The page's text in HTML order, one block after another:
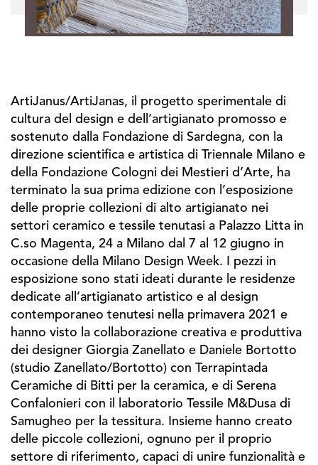
ArtiJanus/ArtiJanas, il progetto sperimentale di
cultura del design e dell’artigianato promosso e
sostenuto dalla Fondazione di Sardegna, con la
direzione scientifica e artistica di Triennale Milano e
della Fondazione Cologni dei Mestieri d’Arte, ha
terminato la sua prima edizione con l’esposizione
delle proprie collezioni di alto artigianato nei
settori ceramico e tessile tenutasi a Palazzo Litta in
C.so Magenta, 24 a Milano dal 7 al 12 giugno in
occasione della Milano Design Week. I pezzi in
esposizione sono stati ideati durante le residenze
dedicate all’artigianato artistico e al design
contemporaneo tenutesi nella primavera 2021 e
hanno visto la collaborazione creativa e produttiva
dei designer Giorgia Zanellato e Daniele Bortotto
(studio Zanellato/Bortotto) con Terrapintada
Ceramiche di Bitti per la ceramica, e di Serena
Confalonieri con il laboratorio Tessile M&Dusa di
Samugheo per la tessitura. Insieme hanno creato
delle piccole collezioni, ognuno per il proprio
settore di riferimento, capaci di unire funzionalità e